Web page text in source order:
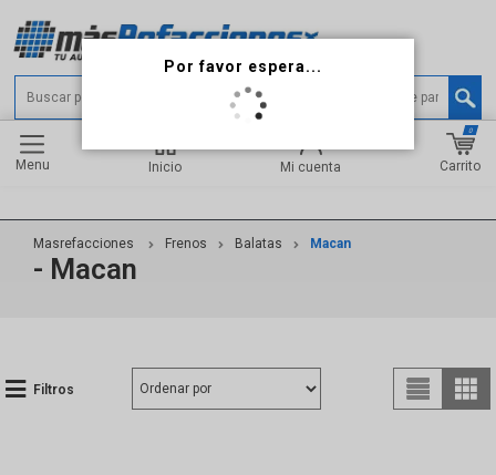
Menu Inicio Mi cuenta Carrito
0
Masrefacciones Frenos Balatas Macan
- Macan
Filtros